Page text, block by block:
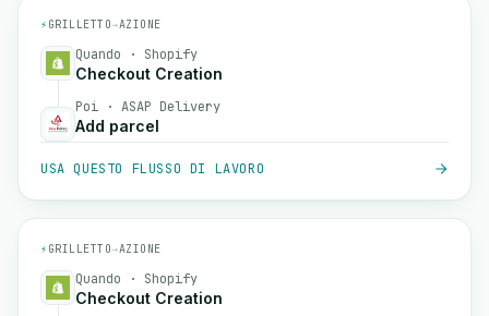
⚡ GRILLETTO→AZIONE
Quando · Shopify
Checkout Creation
Poi · ASAP Delivery
Add parcel
USA QUESTO FLUSSO DI LAVORO
⚡ GRILLETTO→AZIONE
Quando · Shopify
Checkout Creation